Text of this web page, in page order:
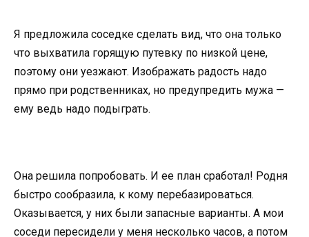
Я предложила соседке сделать вид, что она только
что выхватила горящую путевку по низкой цене,
поэтому они уезжают. Изображать радость надо
прямо при родственниках, но предупредить мужа —
ему ведь надо подыграть.
Она решила попробовать. И ее план сработал! Родня
быстро сообразила, к кому перебазироваться.
Оказывается, у них были запасные варианты. А мои
соседи пересидели у меня несколько часов, а потом